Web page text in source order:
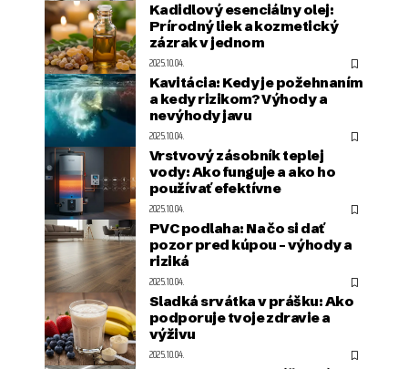
Kadidlový esenciálny olej:
Prírodný liek a kozmetický
zázrak v jednom
2025.10.04.
Kavitácia: Kedy je požehnaním
a kedy rizikom? Výhody a
nevýhody javu
2025.10.04.
Vrstvový zásobník teplej
vody: Ako funguje a ako ho
používať efektívne
2025.10.04.
PVC podlaha: Na čo si dať
pozor pred kúpou – výhody a
riziká
2025.10.04.
Sladká srvátka v prášku: Ako
podporuje tvoje zdravie a
výživu
2025.10.04.